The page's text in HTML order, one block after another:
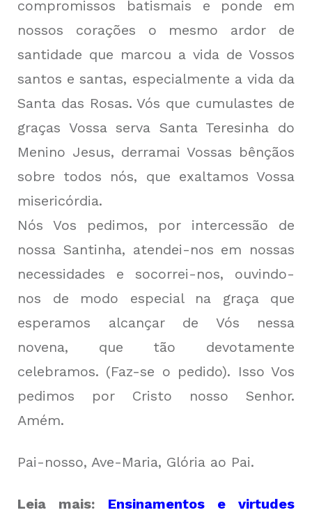
compromissos batismais e ponde em
nossos corações o mesmo ardor de
santidade que marcou a vida de Vossos
santos e santas, especialmente a vida da
Santa das Rosas. Vós que cumulastes de
graças Vossa serva Santa Teresinha do
Menino Jesus, derramai Vossas bênçãos
sobre todos nós, que exaltamos Vossa
misericórdia.
Nós Vos pedimos, por intercessão de
nossa Santinha, atendei-nos em nossas
necessidades e socorrei-nos, ouvindo-
nos de modo especial na graça que
esperamos alcançar de Vós nessa
novena, que tão devotamente
celebramos. (Faz-se o pedido). Isso Vos
pedimos por Cristo nosso Senhor.
Amém.
Pai-nosso, Ave-Maria, Glória ao Pai.
Leia mais:
Ensinamentos e virtudes